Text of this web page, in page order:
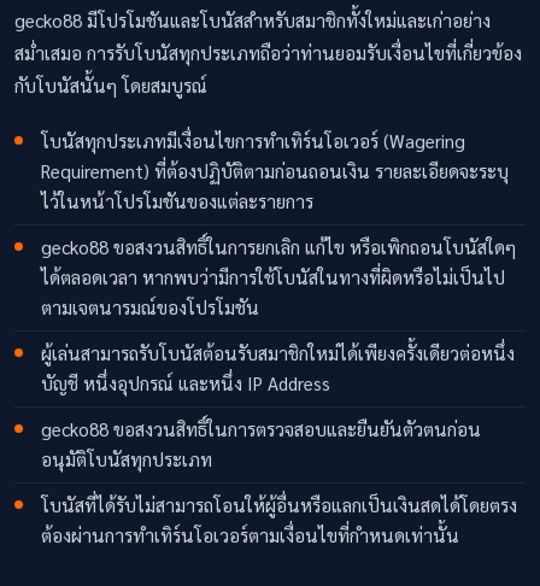
gecko88 มีโปรโมชันและโบนัสสำหรับสมาชิกทั้งใหม่และเก่าอย่าง
สม่ำเสมอ การรับโบนัสทุกประเภทถือว่าท่านยอมรับเงื่อนไขที่เกี่ยวข้อง
กับโบนัสนั้นๆ โดยสมบูรณ์
โบนัสทุกประเภทมีเงื่อนไขการทำเทิร์นโอเวอร์ (Wagering
Requirement) ที่ต้องปฏิบัติตามก่อนถอนเงิน รายละเอียดจะระบุ
ไว้ในหน้าโปรโมชันของแต่ละรายการ
gecko88 ขอสงวนสิทธิ์ในการยกเลิก แก้ไข หรือเพิกถอนโบนัสใดๆ
ได้ตลอดเวลา หากพบว่ามีการใช้โบนัสในทางที่ผิดหรือไม่เป็นไป
ตามเจตนารมณ์ของโปรโมชัน
ผู้เล่นสามารถรับโบนัสต้อนรับสมาชิกใหม่ได้เพียงครั้งเดียวต่อหนึ่ง
บัญชี หนึ่งอุปกรณ์ และหนึ่ง IP Address
gecko88 ขอสงวนสิทธิ์ในการตรวจสอบและยืนยันตัวตนก่อน
อนุมัติโบนัสทุกประเภท
โบนัสที่ได้รับไม่สามารถโอนให้ผู้อื่นหรือแลกเป็นเงินสดได้โดยตรง
ต้องผ่านการทำเทิร์นโอเวอร์ตามเงื่อนไขที่กำหนดเท่านั้น